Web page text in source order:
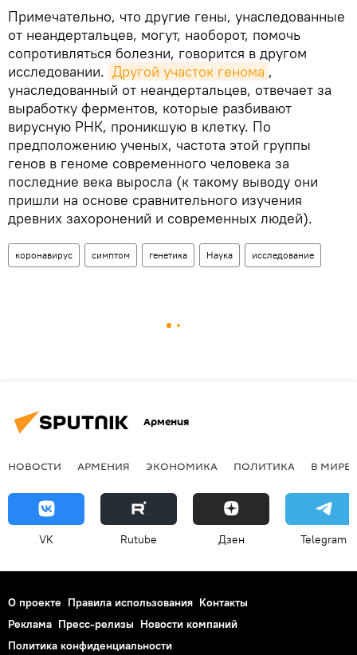
Примечательно, что другие гены, унаследованные
от неандертальцев, могут, наоборот, помочь
сопротивляться болезни, говорится в другом
исследовании. Другой участок генома ,
унаследованный от неандертальцев, отвечает за
выработку ферментов, которые разбивают
вирусную РНК, проникшую в клетку. По
предположению ученых, частота этой группы
генов в геноме современного человека за
последние века выросла (к такому выводу они
пришли на основе сравнительного изучения
древних захоронений и современных людей).
коронавирус симптом генетика Наука исследование
Армения
НОВОСТИ АРМЕНИЯ ЭКОНОМИКА ПОЛИТИКА В МИРЕ
VK Rutube Дзен Telegram
О проекте Правила использования Контакты
Реклама Пресс-релизы Новости компаний
Политика конфиденциальности